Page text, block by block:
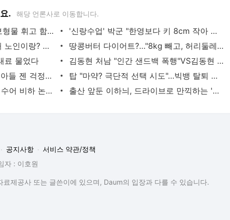
. 해당 언론사로 이동합니다.
고은아, 코 성형수술 고민 "보형물 휘고 함몰"
'신랑수업' 박군 "한영보다 키 8cm 작아 위축"
유하나, 스폰서설 반박 "80대 노인이랑? 구려" [전문]
땅콩버터 다이어트?…"8kg 빼고, 허리둘레 16cm 줄어"(몸신)
료 물었다
김동현 처남 "인간 샌드백 폭행"VS김동현 "쌍방" [종합]
"혹시 자폐?"…'슈돌' 사유리, 아들 젠 걱정에 전전긍긍
탑 "마약? 극단적 선택 시도"…빅뱅 탈퇴 메시지까지
'SNL코리아' 뉴스 패러디 중 수어 비하 논란에 게시물 삭제
출산 앞둔 이하늬, 드라이브로 만끽하는 '찐 행복' [인스타]
공지사항
서비스 약관/정책
자 : 이호원
제공사 또는 글쓴이에 있으며, Daum의 입장과 다를 수 있습니다.